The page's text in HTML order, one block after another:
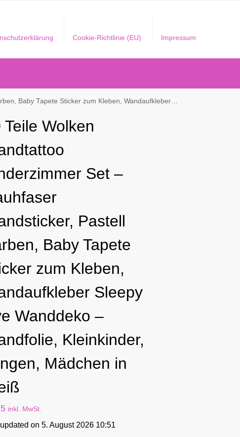
Cookie-Richtlinie (EU) Impressum
Sleepy Eye Wanddeko – Wandfolie, Kleinkinder, Jungen, Mädchen in Weiß
Teile Wolken
Set –
Pastell
Baby Tapete
zum Kleben,
Sleepy
Wanddeko –
Kleinkinder,
Mädchen in
inkl. MwSt.
on 5. August 2026 10:51